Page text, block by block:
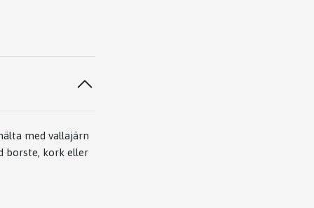
med vallajärn
borste, kork eller